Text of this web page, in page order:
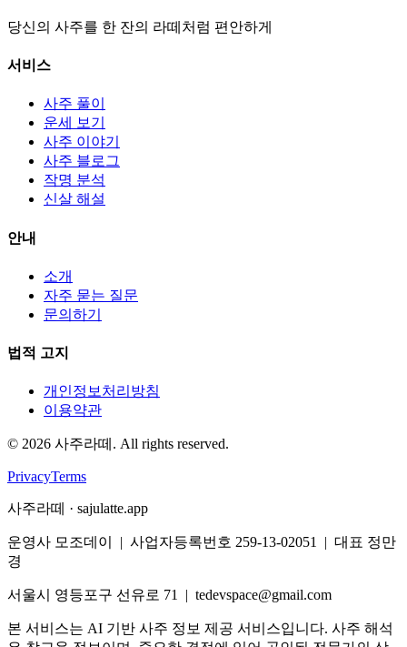
당신의 사주를 한 잔의 라떼처럼 편안하게
서비스
사주 풀이
운세 보기
사주 이야기
사주 블로그
작명 분석
신살 해설
안내
소개
자주 묻는 질문
문의하기
법적 고지
개인정보처리방침
이용약관
© 2026 사주라떼. All rights reserved.
PrivacyTerms
사주라떼 · sajulatte.app
운영사 모조데이 | 사업자등록번호 259-13-02051 | 대표 정만
경
서울시 영등포구 선유로 71 | tedevspace@gmail.com
본 서비스는 AI 기반 사주 정보 제공 서비스입니다. 사주 해석